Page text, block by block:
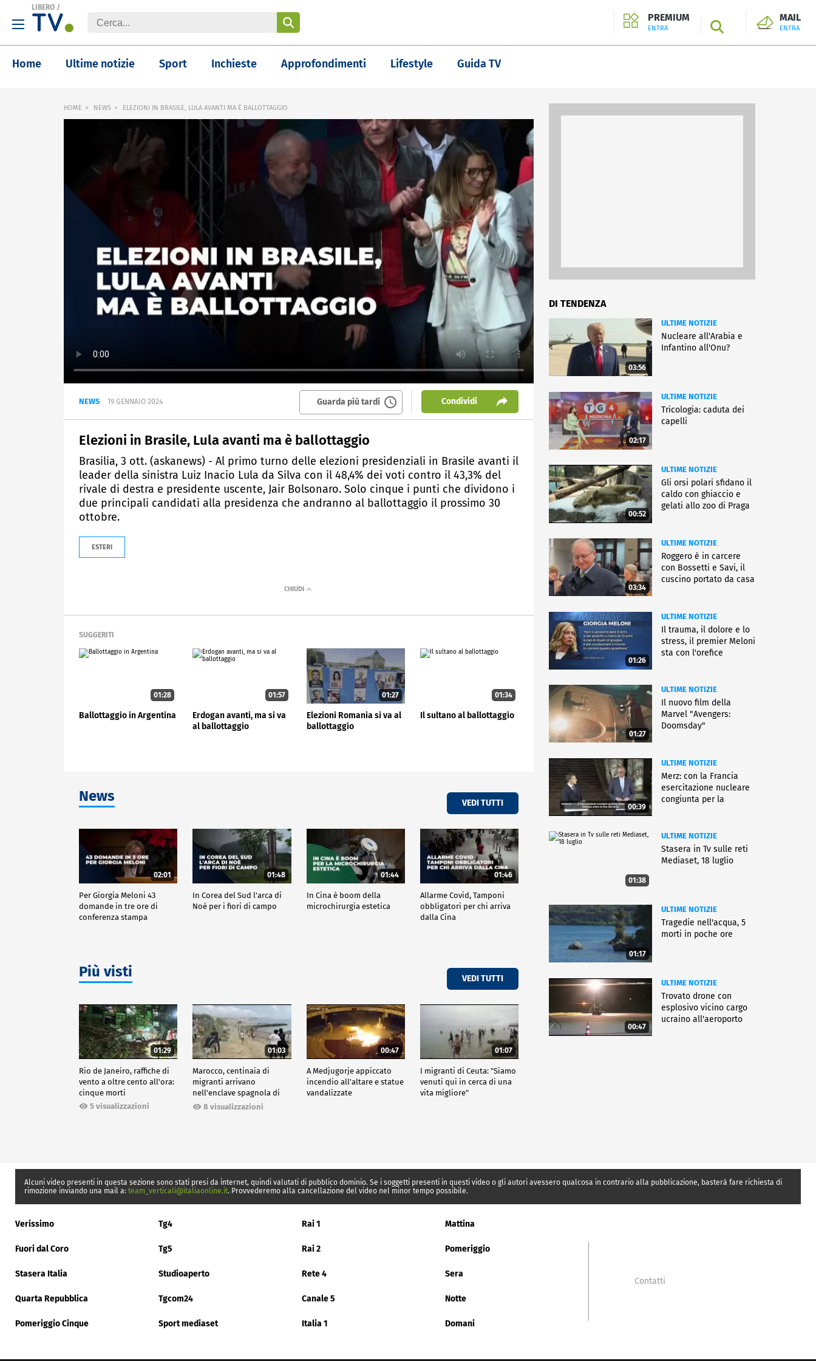
LIBERO /
PREMIUM
ENTRA SEARCH
MAIL
ENTRA
Home Ultime notizie Sport Inchieste Approfondimenti Lifestyle Guida TV
HOME NEWS ELEZIONI IN BRASILE, LULA AVANTI MA È BALLOTTAGGIO
NEWS 19 GENNAIO 2024 Guarda più tardi Condividi
Elezioni in Brasile, Lula avanti ma è ballottaggio
Brasilia, 3 ott. (askanews) - Al primo turno delle elezioni presidenziali in Brasile avanti il
leader della sinistra Luiz Inacio Lula da Silva con il 48,4% dei voti contro il 43,3% del
rivale di destra e presidente uscente, Jair Bolsonaro. Solo cinque i punti che dividono i
due principali candidati alla presidenza che andranno al ballottaggio il prossimo 30
ottobre.
ESTERI
SUGGERITI
01:28
Ballottaggio in Argentina
01:57
Erdogan avanti, ma si va
al ballottaggio
01:27
Elezioni Romania si va al
ballottaggio
01:34
Il sultano al ballottaggio
News VEDI TUTTI
02:01
Per Giorgia Meloni 43
domande in tre ore di
conferenza stampa
01:48
In Corea del Sud l'arca di
Noè per i fiori di campo
01:44
In Cina è boom della
microchirurgia estetica
01:46
Allarme Covid, Tamponi
obbligatori per chi arriva
dalla Cina
Più visti VEDI TUTTI
01:29
Rio de Janeiro, raffiche di
vento a oltre cento all'ora:
cinque morti
5 visualizzazioni
01:03
Marocco, centinaia di
migranti arrivano
nell'enclave spagnola di
Ceuta8 visualizzazioni
00:47
A Medjugorje appiccato
incendio all'altare e statue
vandalizzate
01:07
I migranti di Ceuta: "Siamo
venuti qui in cerca di una
vita migliore"
DI TENDENZA
03:56
ULTIME NOTIZIE
Nucleare all'Arabia e
Infantino all'Onu?
02:17
ULTIME NOTIZIE
Tricologia: caduta dei
capelli
00:52
ULTIME NOTIZIE
Gli orsi polari sfidano il
caldo con ghiaccio e
gelati allo zoo di Praga
03:34
ULTIME NOTIZIE
Roggero è in carcere
con Bossetti e Savi, il
cuscino portato da casa
01:26
ULTIME NOTIZIE
Il trauma, il dolore e lo
stress, il premier Meloni
sta con l'orefice
01:27
ULTIME NOTIZIE
Il nuovo film della
Marvel "Avengers:
Doomsday"
00:39
ULTIME NOTIZIE
Merz: con la Francia
esercitazione nucleare
congiunta per la
01:38
ULTIME NOTIZIE
Stasera in Tv sulle reti
Mediaset, 18 luglio
01:17
ULTIME NOTIZIE
Tragedie nell'acqua, 5
morti in poche ore
00:47
ULTIME NOTIZIE
Trovato drone con
esplosivo vicino cargo
ucraino all'aeroporto
Alcuni video presenti in questa sezione sono stati presi da internet, quindi valutati di pubblico dominio. Se i soggetti presenti in questi video o gli autori avessero qualcosa in contrario alla pubblicazione, basterà fare richiesta di
rimozione inviando una mail a: team_verticali@italiaonline.it. Provvederemo alla cancellazione del video nel minor tempo possibile.
Verissimo Tg4 Rai 1 Mattina
Fuori dal Coro Tg5 Rai 2 Pomeriggio
Stasera Italia Studioaperto Rete 4 Sera
Quarta Repubblica Tgcom24 Canale 5 Notte
Pomeriggio Cinque Sport mediaset Italia 1 Domani
Contatti